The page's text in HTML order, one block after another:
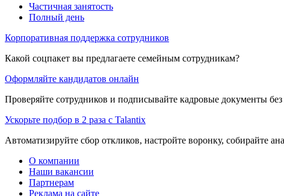
Частичная занятость
Полный день
Корпоративная поддержка сотрудников
Какой соцпакет вы предлагаете семейным сотрудникам?
Оформляйте кандидатов онлайн
Проверяйте сотрудников и подписывайте кадровые документы
Ускорьте подбор в 2 раза с Talantix
Автоматизируйте сбор откликов, настройте воронку, собирайте
О компании
Наши вакансии
Партнерам
Реклама на сайте